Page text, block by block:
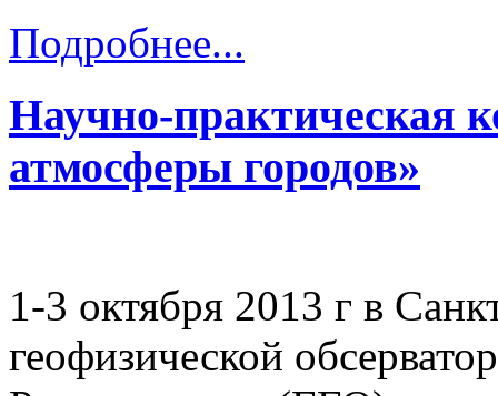
Подробнее...
Научно-практическая
атмосферы городов»
1-3 октября 2013 г в
геофизической